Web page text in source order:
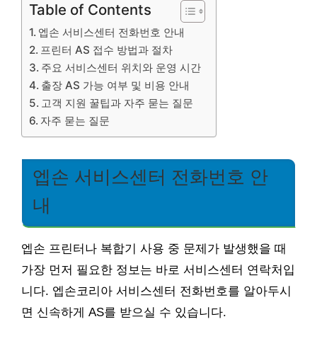
Table of Contents
엡손 서비스센터 전화번호 안내
프린터 AS 접수 방법과 절차
주요 서비스센터 위치와 운영 시간
출장 AS 가능 여부 및 비용 안내
고객 지원 꿀팁과 자주 묻는 질문
자주 묻는 질문
엡손 서비스센터 전화번호 안
내
엡손 프린터나 복합기 사용 중 문제가 발생했을 때
가장 먼저 필요한 정보는 바로 서비스센터 연락처입
니다. 엡손코리아 서비스센터 전화번호를 알아두시
면 신속하게 AS를 받으실 수 있습니다.